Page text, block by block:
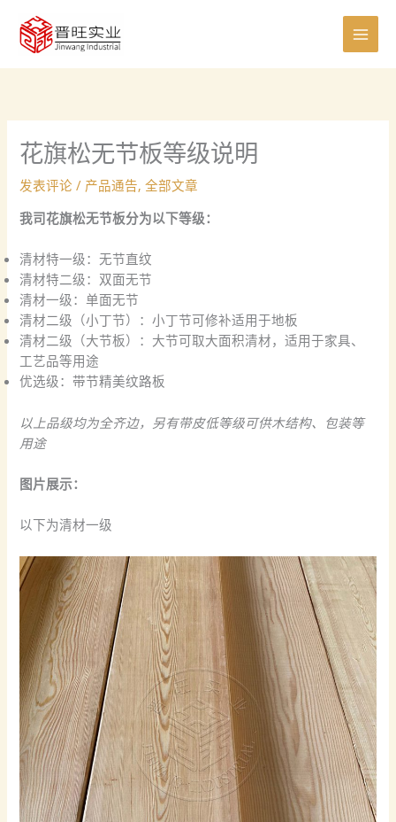
容
花旗松无节板等级说明
发表评论 / 产品通告,全部文章
我司花旗松无节板分为以下等级：
清材特一级：无节直纹
清材特二级：双面无节
清材一级：单面无节
清材二级（小丁节）：小丁节可修补适用于地板
清材二级（大节板）：大节可取大面积清材，适用于家具、
工艺品等用途
优选级：带节精美纹路板
以上品级均为全齐边，另有带皮低等级可供木结构、包装等
用途
图片展示：
以下为清材一级